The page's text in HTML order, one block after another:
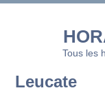
Tous les
Leucate